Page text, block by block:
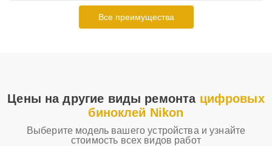
Все преимущества
Цены на другие виды ремонта цифровых
биноклей Nikon
Выберите модель вашего устройства и узнайте
стоимость всех видов работ